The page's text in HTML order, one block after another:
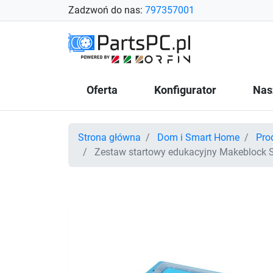
Zadzwoń do nas: 797357001
Oferta Konfigurator
Strona główna Dom i Smart Home
Zestaw startowy edukacyjny Makeblock